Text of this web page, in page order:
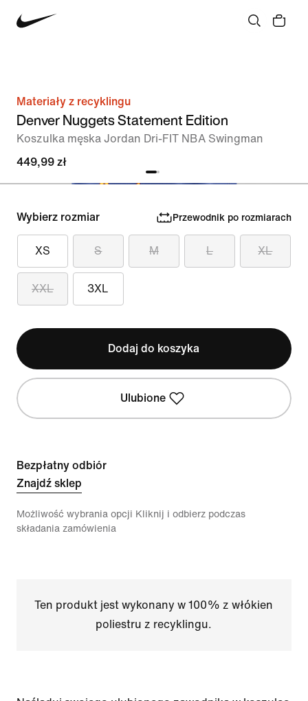
Materiały z recyklingu
Denver Nuggets Statement Edition
Koszulka męska Jordan Dri-FIT NBA Swingman
449,99 zł
Wybierz rozmiar Przewodnik po rozmiarach
XS S M L XL
XXL 3XL
Dodaj do koszyka
Ulubione
Bezpłatny odbiór
Znajdź sklep
Możliwość wybrania opcji Kliknij i odbierz podczas
składania zamówienia
Ten produkt jest wykonany w 100% z włókien
poliestru z recyklingu.